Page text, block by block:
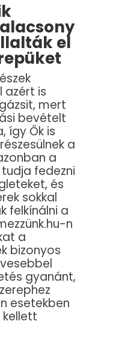
el
azért is
mert
bevételt
így Ők is
a
a
fedezni
és
sokkal
felkínálni a
n
a
bizonyos
gyanánt,
esetekben
kellett